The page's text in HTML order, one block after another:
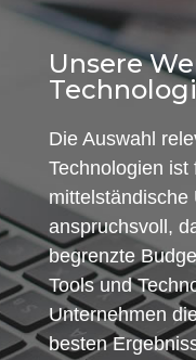
Unsere
Die Auswahl
Technologien ist
mittelständische
anspruchsvoll,
begrenzte
Tools und
Unternehmen
besten